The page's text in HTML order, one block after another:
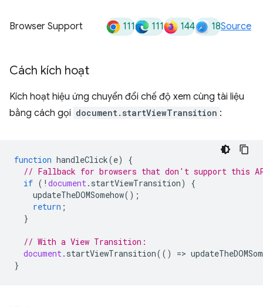
Browser Support 111 111 144 18Source
Cách kích hoạt
Kích hoạt hiệu ứng chuyển đổi chế độ xem cùng tài liệu
bằng cách gọi document.startViewTransition :
function handleClick(e)
{
// Fallback for browsers that don't support this
if ( ! document. startViewTransition)
{
updateTheDOMSomehow();
return ;
}
// With a View Transition:
document. startViewTransition(() =>
}